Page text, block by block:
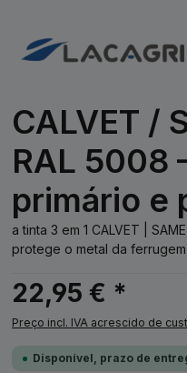
CALVET /
RAL 5008
primário e
a tinta 3 em 1 CALVET |
protege o metal da
22,95 € *
Preço incl. IVA acrescido de
Disponível, prazo de